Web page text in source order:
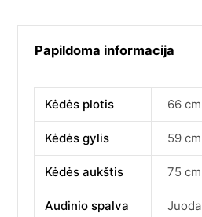
Papildoma informacija
Kėdės plotis 66 cm
Kėdės gylis 59 cm
Kėdės aukštis 75 cm
Audinio spalva Juoda